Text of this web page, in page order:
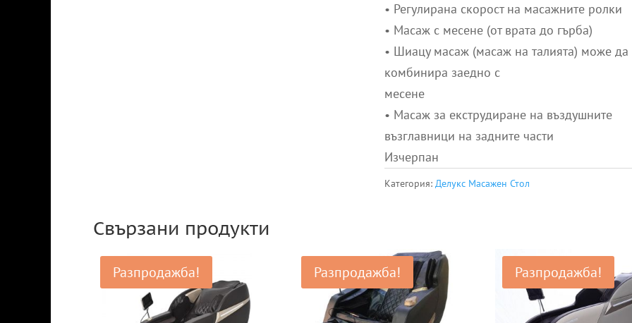
• Регулирана скорост на масажните ролки
• Масаж с месене (от врата до гърба)
• Шиацу масаж (масаж на талията) може да
комбинира заедно с
месене
• Масаж за екструдиране на въздушните
възглавници на задните части
Изчерпан
Категория:Делукс Масажен Стол
Свързани продукти
Разпродажба! Разпродажба! Разпродажба!